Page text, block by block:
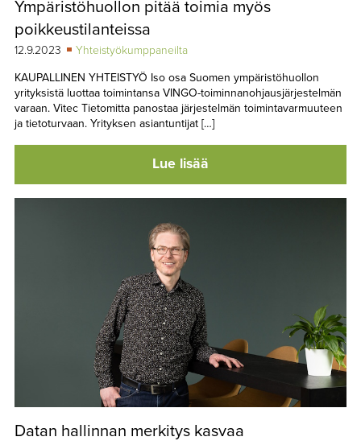
TAPAHTUMAT
YHTEYSTIEDOT
Ympäristöhuollon pitää toimia myös
poikkeustilanteissa
12.9.2023
Yhteistyökumppaneilta
KAUPALLINEN YHTEISTYÖ Iso osa Suomen ympäristöhuollon
yrityksistä luottaa toimintansa VINGO-toiminnanohjausjärjestelmän
varaan. Vitec Tietomitta panostaa järjestelmän toimintavarmuuteen
ja tietoturvaan. Yrityksen asiantuntijat […]
Lue lisää
Datan hallinnan merkitys kasvaa